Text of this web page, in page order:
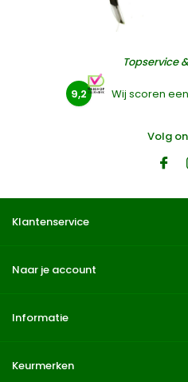
Topservice
9,2 Wij scoren een
Volg
Klantenservice
Naar je account
Informatie
Keurmerken